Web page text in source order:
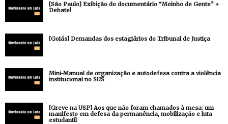
[São Paulo] Exibição do documentário “Moinho de Gente” +
Debate!
[Goiás] Demandas dos estagiários do Tribunal de Justiça
Mini-Manual de organização e autodefesa contra a violência
institucional no SUS
[Greve na USP] Aos que não foram chamados à mesa: um
manifesto em defesa da permanência, mobilização e luta
estudantil